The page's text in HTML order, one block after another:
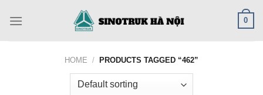
0
HOME / PRODUCTS TAGGED “462”